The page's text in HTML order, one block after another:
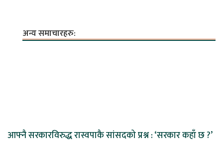
अन्य समाचारहरु:
आफ्नै सरकारविरुद्ध रास्वपाकै सांसदको प्रश्न : ‘सरकार कहाँ छ ?’